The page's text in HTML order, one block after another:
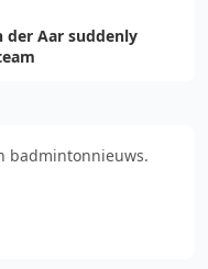
Aar suddenly
badmintonnieuws.